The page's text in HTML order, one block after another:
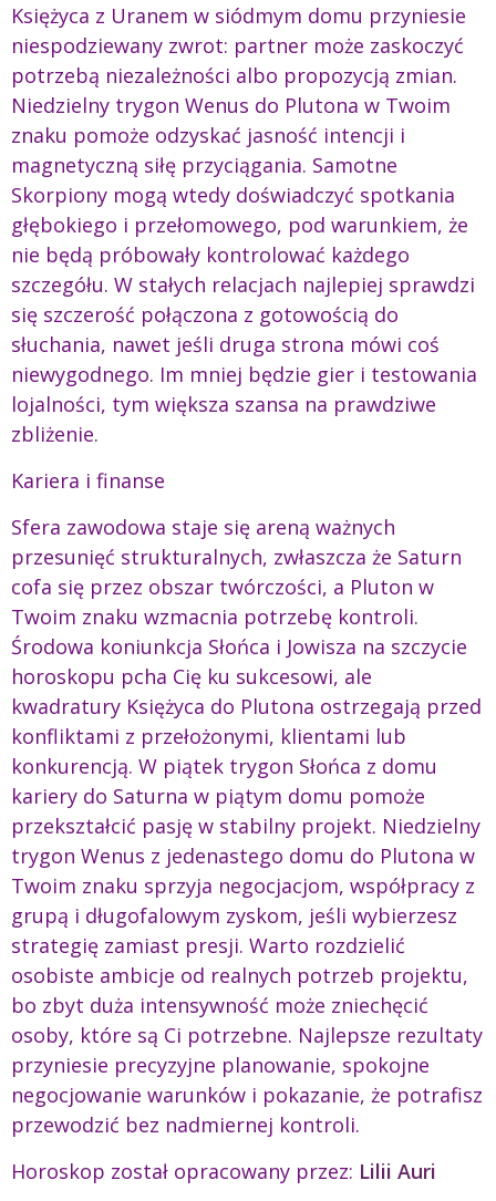
Księżyca z Uranem w siódmym domu przyniesie
niespodziewany zwrot: partner może zaskoczyć
potrzebą niezależności albo propozycją zmian.
Niedzielny trygon Wenus do Plutona w Twoim
znaku pomoże odzyskać jasność intencji i
magnetyczną siłę przyciągania. Samotne
Skorpiony mogą wtedy doświadczyć spotkania
głębokiego i przełomowego, pod warunkiem, że
nie będą próbowały kontrolować każdego
szczegółu. W stałych relacjach najlepiej sprawdzi
się szczerość połączona z gotowością do
słuchania, nawet jeśli druga strona mówi coś
niewygodnego. Im mniej będzie gier i testowania
lojalności, tym większa szansa na prawdziwe
zbliżenie.
Kariera i finanse
Sfera zawodowa staje się areną ważnych
przesunięć strukturalnych, zwłaszcza że Saturn
cofa się przez obszar twórczości, a Pluton w
Twoim znaku wzmacnia potrzebę kontroli.
Środowa koniunkcja Słońca i Jowisza na szczycie
horoskopu pcha Cię ku sukcesowi, ale
kwadratury Księżyca do Plutona ostrzegają przed
konfliktami z przełożonymi, klientami lub
konkurencją. W piątek trygon Słońca z domu
kariery do Saturna w piątym domu pomoże
przekształcić pasję w stabilny projekt. Niedzielny
trygon Wenus z jedenastego domu do Plutona w
Twoim znaku sprzyja negocjacjom, współpracy z
grupą i długofalowym zyskom, jeśli wybierzesz
strategię zamiast presji. Warto rozdzielić
osobiste ambicje od realnych potrzeb projektu,
bo zbyt duża intensywność może zniechęcić
osoby, które są Ci potrzebne. Najlepsze rezultaty
przyniesie precyzyjne planowanie, spokojne
negocjowanie warunków i pokazanie, że potrafisz
przewodzić bez nadmiernej kontroli.
Horoskop został opracowany przez: Lilii Auri